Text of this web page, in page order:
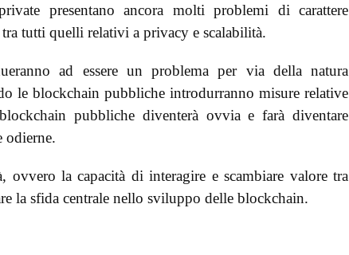
presentano ancora molti problemi di carattere
tutti quelli relativi a privacy e scalabilità.
ad essere un problema per via della natura
le blockchain pubbliche introdurranno misure relative
pubbliche diventerà ovvia e farà diventare
odierne.
ovvero la capacità di interagire e scambiare valore tra
la sfida centrale nello sviluppo delle blockchain.